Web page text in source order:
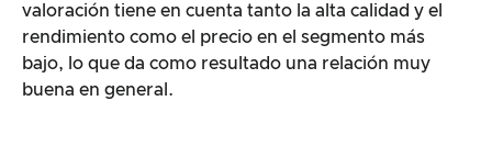
valoración tiene en cuenta tanto la alta calidad y el
rendimiento como el precio en el segmento más
bajo, lo que da como resultado una relación muy
buena en general.